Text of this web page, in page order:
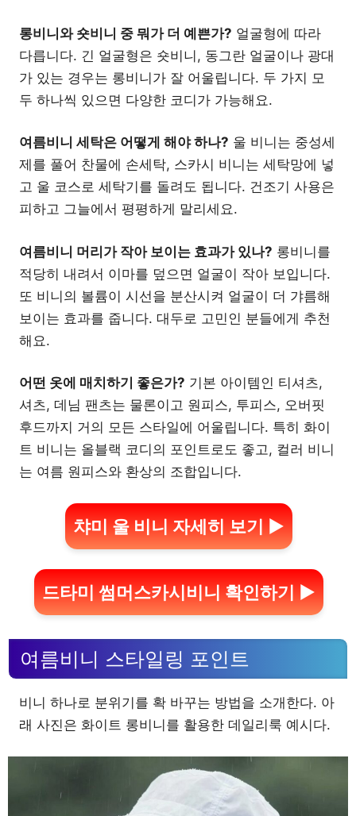
롱비니와 숏비니 중 뭐가 더 예쁜가? 얼굴형에 따라
다릅니다. 긴 얼굴형은 숏비니, 동그란 얼굴이나 광대
가 있는 경우는 롱비니가 잘 어울립니다. 두 가지 모
두 하나씩 있으면 다양한 코디가 가능해요.
여름비니 세탁은 어떻게 해야 하나? 울 비니는 중성세
제를 풀어 찬물에 손세탁, 스카시 비니는 세탁망에 넣
고 울 코스로 세탁기를 돌려도 됩니다. 건조기 사용은
피하고 그늘에서 평평하게 말리세요.
여름비니 머리가 작아 보이는 효과가 있나? 롱비니를
적당히 내려서 이마를 덮으면 얼굴이 작아 보입니다.
또 비니의 볼륨이 시선을 분산시켜 얼굴이 더 갸름해
보이는 효과를 줍니다. 대두로 고민인 분들에게 추천
해요.
어떤 옷에 매치하기 좋은가? 기본 아이템인 티셔츠,
셔츠, 데님 팬츠는 물론이고 원피스, 투피스, 오버핏
후드까지 거의 모든 스타일에 어울립니다. 특히 화이
트 비니는 올블랙 코디의 포인트로도 좋고, 컬러 비니
는 여름 원피스와 환상의 조합입니다.
챠미 울 비니 자세히 보기 ▶
드타미 썸머스카시비니 확인하기 ▶
여름비니 스타일링 포인트
비니 하나로 분위기를 확 바꾸는 방법을 소개한다. 아
래 사진은 화이트 롱비니를 활용한 데일리룩 예시다.